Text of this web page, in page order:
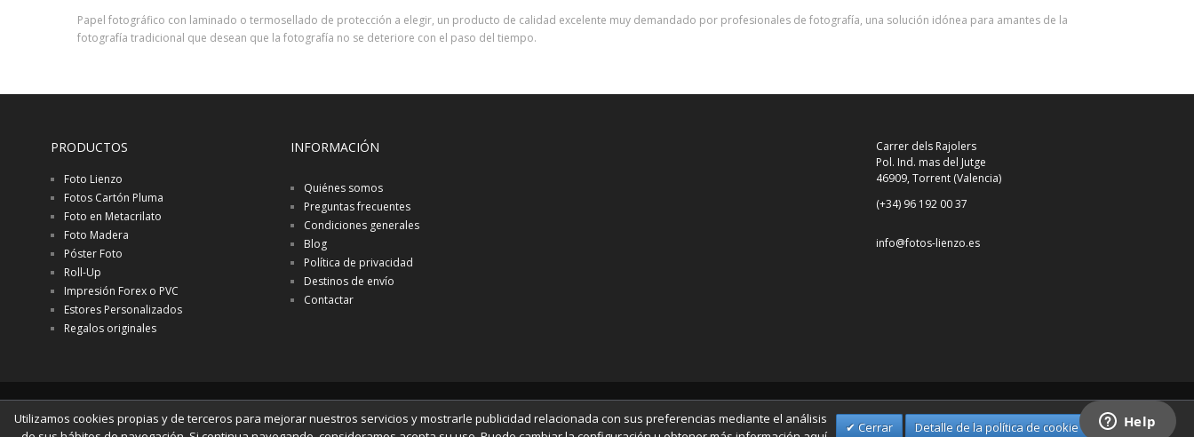
Papel fotográfico con laminado o termosellado de protección a elegir, un producto de calidad excelente muy demandado por profesionales de fotografía, una solución idónea para amantes de la
fotografía tradicional que desean que la fotografía no se deteriore con el paso del tiempo.
PRODUCTOS
Foto Lienzo
Fotos Cartón Pluma
Foto en Metacrilato
Foto Madera
Póster Foto
Roll-Up
Impresión Forex o PVC
Estores Personalizados
Regalos originales
INFORMACIÓN
Quiénes somos
Preguntas frecuentes
Condiciones generales
Blog
Política de privacidad
Destinos de envío
Contactar
Carrer dels Rajolers
Pol. Ind. mas del Jutge
46909, Torrent (Valencia)
(+34) 96 192 00 37
info@fotos-lienzo.es
Utilizamos cookies propias y de terceros para mejorar nuestros servicios y mostrarle publicidad relacionada con sus preferencias mediante el análisis
Cerrar Detalle de la política de cookie